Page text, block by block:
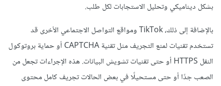
بشكل ديناميكي وتحليل الاستجابات لكل طلب.
بالإضافة إلى ذلك، TikTok ومواقع التواصل الاجتماعي الأخرى قد
تستخدم تقنيات لمنع التجريف مثل تقنية CAPTCHA أو حماية بروتوكول
النقل HTTPS أو حتى تقنيات تشويش البيانات. هذه الإجراءات تجعل من
الصعب جدًا أو حتى مستحيلًا في بعض الحالات تجريف كامل محتوى